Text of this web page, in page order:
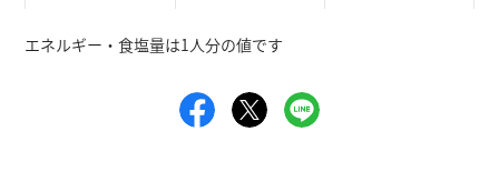
エネルギー・食塩量は1人分の値です